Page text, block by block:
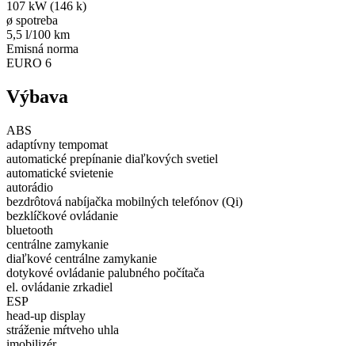
107 kW (146 k)
ø spotreba
5,5 l/100 km
Emisná norma
EURO 6
Výbava
ABS
adaptívny tempomat
automatické prepínanie diaľkových svetiel
automatické svietenie
autorádio
bezdrôtová nabíjačka mobilných telefónov (Qi)
bezklíčkové ovládanie
bluetooth
centrálne zamykanie
diaľkové centrálne zamykanie
dotykové ovládanie palubného počítača
el. ovládanie zrkadiel
ESP
head-up display
stráženie mŕtveho uhla